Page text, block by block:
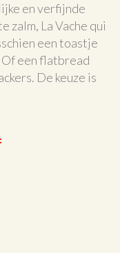
en verfijnde
zalm, La Vache qui
een toastje
een flatbread
De keuze is